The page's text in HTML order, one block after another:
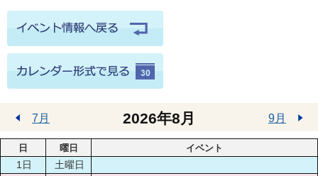
7月 9月
2026年8月
日 曜日
イベント
1日
土曜日